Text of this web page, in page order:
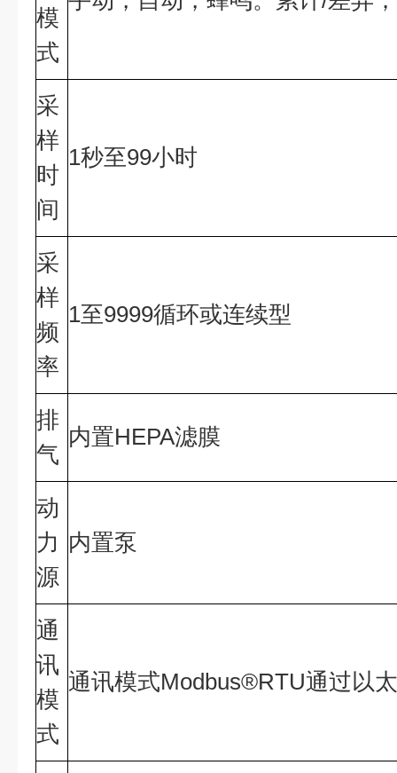
模
式
采
样
时
间
1秒至99小时
采
样
频
率
1至9999循环或连续型
排
气
内置HEPA滤膜
动
力
源
内置泵
通
讯
模
式
通讯模式Modbus®RTU通过以